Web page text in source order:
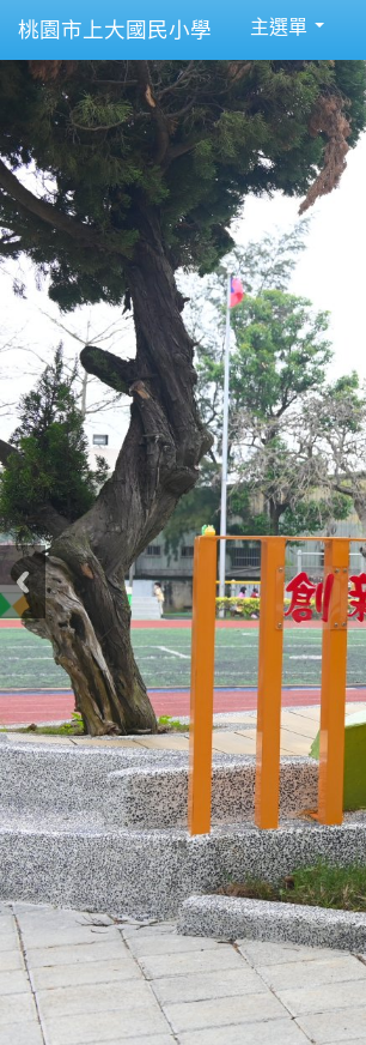
桃園市上大國民小學 主選單